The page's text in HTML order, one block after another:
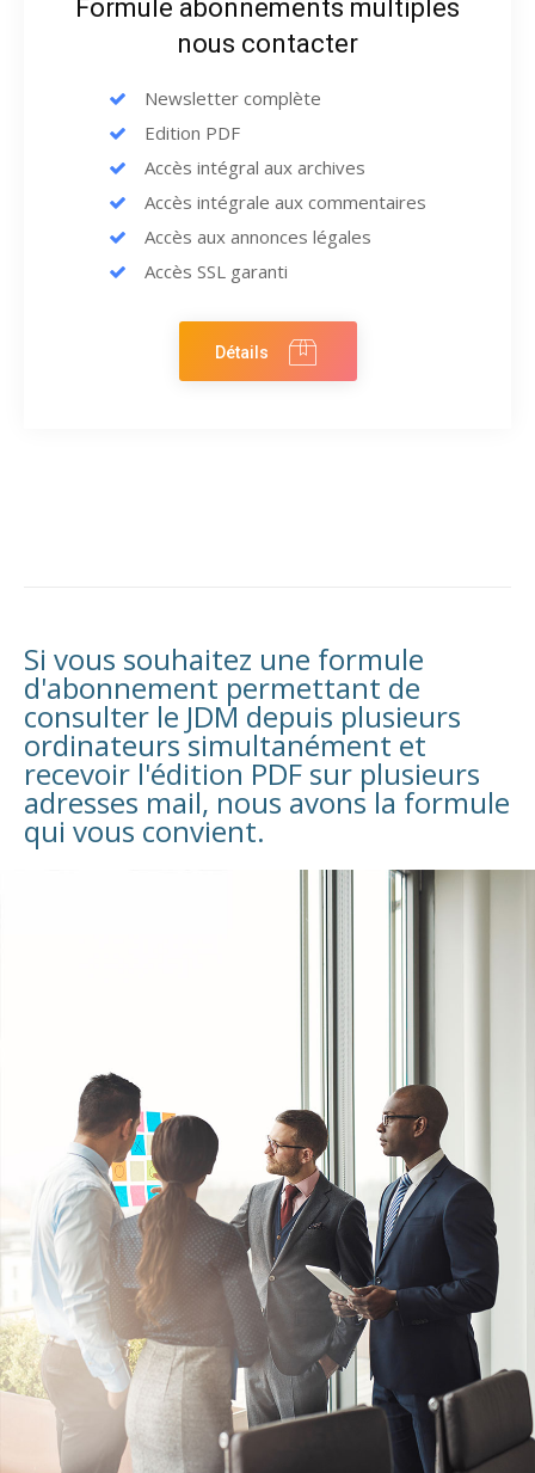
Formule abonnements multiples
nous contacter
Newsletter complète
Edition PDF
Accès intégral aux archives
Accès intégrale aux commentaires
Accès aux annonces légales
Accès SSL garanti
Détails
Si vous souhaitez une formule
d'abonnement permettant de
consulter le JDM depuis plusieurs
ordinateurs simultanément et
recevoir l'édition PDF sur plusieurs
adresses mail, nous avons la formule
qui vous convient.